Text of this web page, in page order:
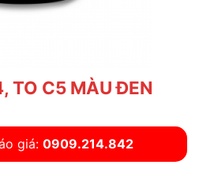
TO C5 MÀU ĐEN
giá: 0909.214.842